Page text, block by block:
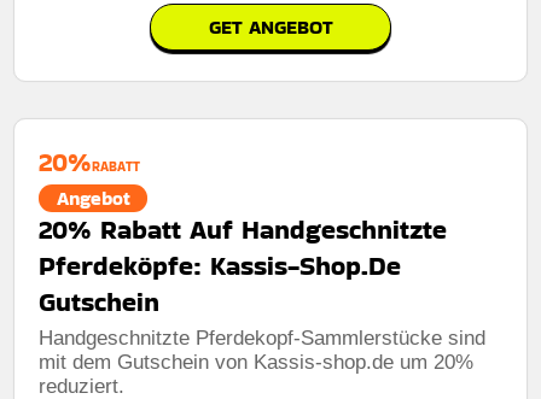
GET ANGEBOT
Berechtigung:
Art des Angebots:Zeitlich begrenztes angebot
Kumulierbar:Nicht mit anderen Aktionen kombinierbar
Bedingungen:
Nutzungsbedingungen auf der Website des Händlers.
20%RABATT
Angebot
20% Rabatt Auf Handgeschnitzte
Pferdeköpfe: Kassis-Shop.De
Gutschein
Handgeschnitzte Pferdekopf-Sammlerstücke sind
mit dem Gutschein von Kassis-shop.de um 20%
reduziert.